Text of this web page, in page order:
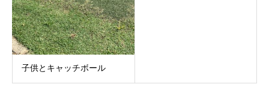
子供とキャッチボール